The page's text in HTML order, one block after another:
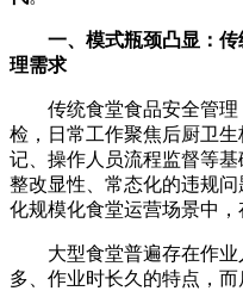
一、模式瓶颈凸显：
理需求
传统食堂食品安全管
检，日常工作聚焦后厨卫
记、操作人员流程监督等
整改显性、常态化的违规
化规模化食堂运营场景中，
大型食堂普遍存在作
多、作业时长久的特点，